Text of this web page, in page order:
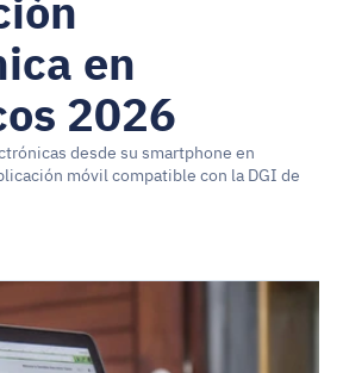
en
2026
desde su smartphone en
móvil compatible con la DGI de